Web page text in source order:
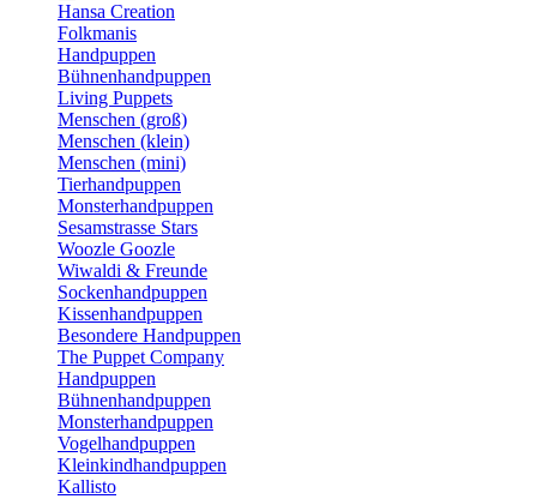
Hansa Creation
Folkmanis
Handpuppen
Bühnenhandpuppen
Living Puppets
Menschen (groß)
Menschen (klein)
Menschen (mini)
Tierhandpuppen
Monsterhandpuppen
Sesamstrasse Stars
Woozle Goozle
Wiwaldi & Freunde
Sockenhandpuppen
Kissenhandpuppen
Besondere Handpuppen
The Puppet Company
Handpuppen
Bühnenhandpuppen
Monsterhandpuppen
Vogelhandpuppen
Kleinkindhandpuppen
Kallisto